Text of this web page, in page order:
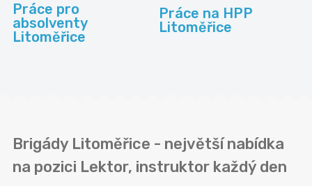
Práce pro
absolventy
Litoměřice
Práce na HPP
Litoměřice
Brigády Litoměřice - největší nabídka
na pozici Lektor, instruktor každý den